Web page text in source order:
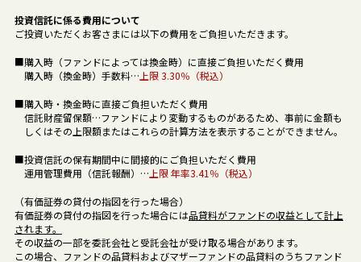
投資信託に係る費用について
ご投資いただくお客さまには以下の費用をご負担いただきます。
■購入時（ファンドによっては換金時）に直接ご負担いただく費用
購入時（換金時）手数料… 上限 3.30％（税込）
■購入時・換金時に直接ご負担いただく費用
信託財産留保額…ファンドにより変動するものがあるため、事前に金額も
しくはその上限額またはこれらの計算方法を表示することができません｡
■投資信託の保有期間中に間接的にご負担いただく費用
運用管理費用（信託報酬）… 上限 年率3.41％（税込）
（有価証券の貸付の指図を行った場合）
有価証券の貸付の指図を行った場合には品貸料がファンドの収益として計上
されます。
その収益の一部を委託会社と受託会社が受け取る場合があります。
この場合、ファンドの品貸料およびマザーファンドの品貸料のうちファンド